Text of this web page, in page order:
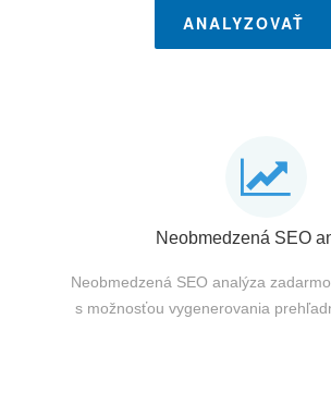
ANALYZOVAŤ
Neobmedzená SEO
Neobmedzená SEO analýza
s možnosťou vygenerovania